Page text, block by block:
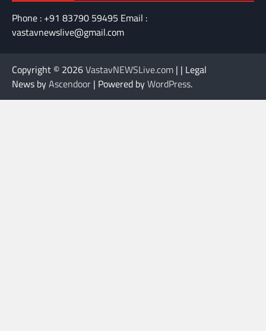
Phone : +91 83790 59495 Email :
vastavnewslive@gmail.com
Copyright © 2026VastavNEWSLive.com | | Legal
News byAscendoor | Powered byWordPress.